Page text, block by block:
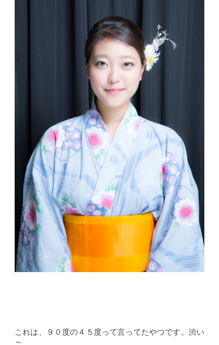
これは、９０度の４５度って言ってたやつです。渋い
～